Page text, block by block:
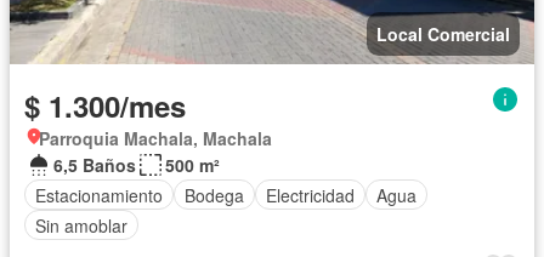
Local Comercial
$ 1.300/mes
Parroquia Machala, Machala
6,5 Baños
500 m²
Estacionamiento
Bodega Electricidad
Agua
Sin amoblar